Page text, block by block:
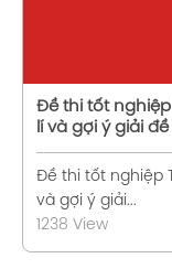
Đề thi tốt nghiệp
lí và gợi ý giải
Đề thi tốt nghiệp
và gợi ý giải...
1238 View